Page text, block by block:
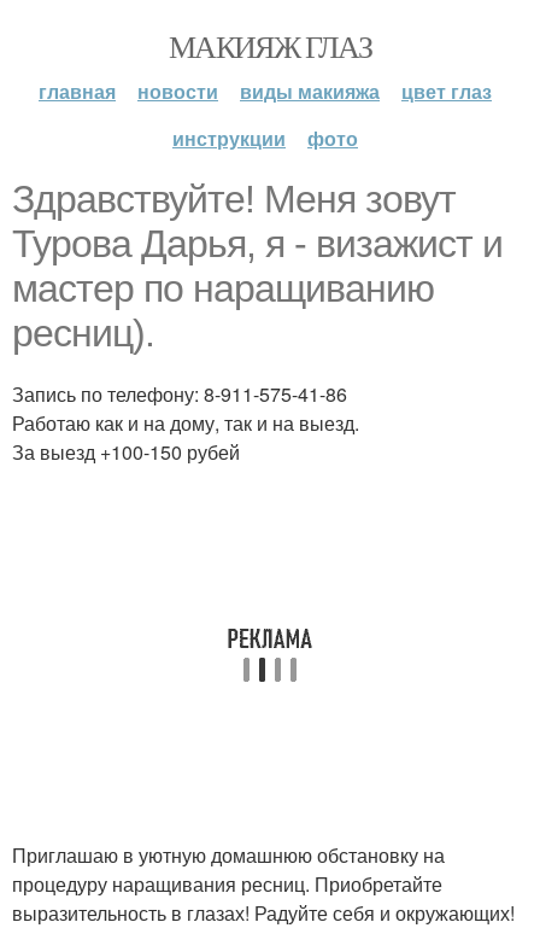
МАКИЯЖ ГЛАЗ
главная новости виды макияжа
цвет глаз
инструкции
фото
Здравствуйте! Меня зовут
Турова Дарья, я - визажист и
мастер по наращиванию
ресниц).
Запись по телефону: 8-911-575-41-86
Работаю как и на дому, так и на выезд.
За выезд +100-150 рубей
Приглашаю в уютную домашнюю обстановку на
процедуру наращивания ресниц. Приобретайте
выразительность в глазах! Радуйте себя и окружающих!